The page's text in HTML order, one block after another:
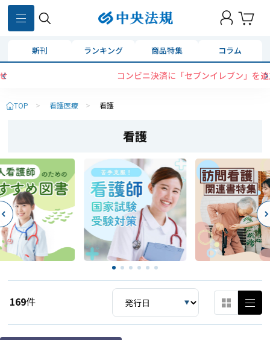
新刊 ランキング 商品特集 コラム
コンビニ決済に「セブンイレブン」を追加いたしました
TOP > 看護医療 > 看護
看護
169件